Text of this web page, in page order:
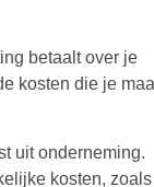
betaalt over je
kosten die je
uit onderneming.
kosten, zoals